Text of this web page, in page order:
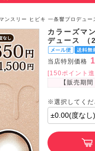
ンスリー ヒビキ 一条響プロデュー
カラーズマ
デュース （
当店特別価格
[150ポイント
【販売期間